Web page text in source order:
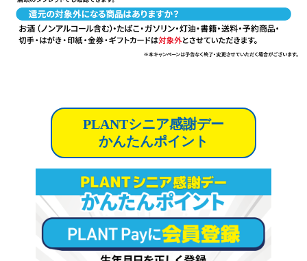
PLANTシニア感謝デー
かんたんポイント